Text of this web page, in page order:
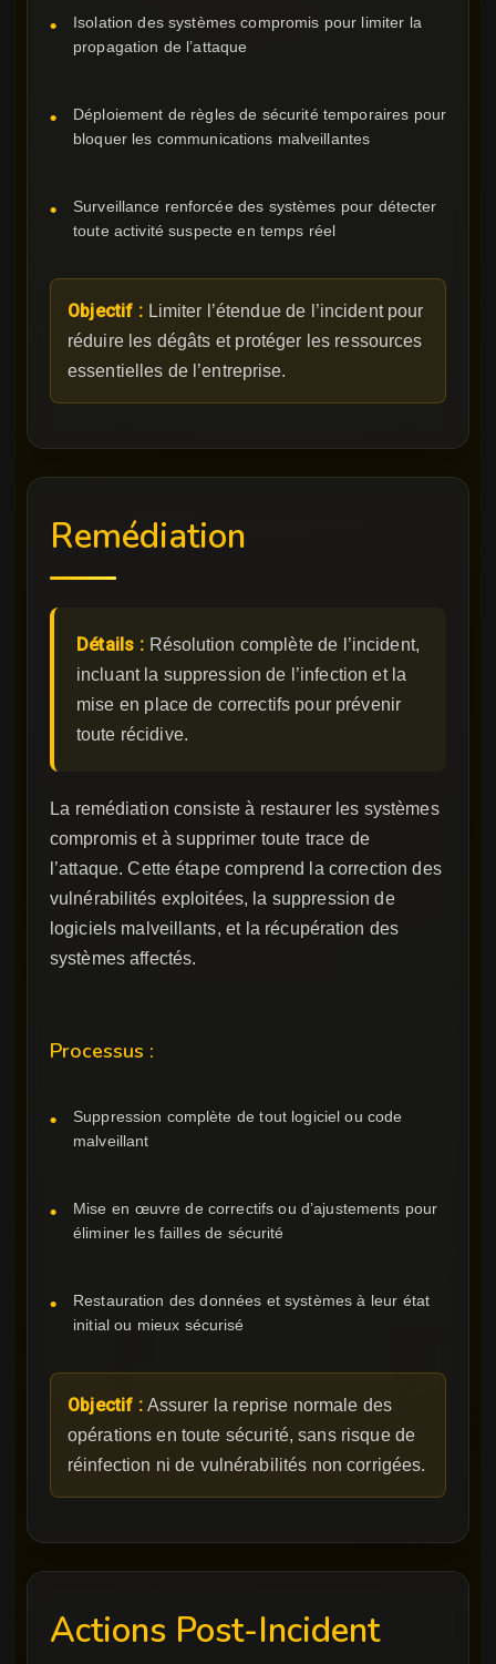
Isolation des systèmes compromis pour limiter la
propagation de l’attaque
Déploiement de règles de sécurité temporaires pour
bloquer les communications malveillantes
Surveillance renforcée des systèmes pour détecter
toute activité suspecte en temps réel
Objectif : Limiter l’étendue de l’incident pour
réduire les dégâts et protéger les ressources
essentielles de l’entreprise.
Remédiation
Détails : Résolution complète de l’incident,
incluant la suppression de l’infection et la
mise en place de correctifs pour prévenir
toute récidive.
La remédiation consiste à restaurer les systèmes
compromis et à supprimer toute trace de
l’attaque. Cette étape comprend la correction des
vulnérabilités exploitées, la suppression de
logiciels malveillants, et la récupération des
systèmes affectés.
Processus :
Suppression complète de tout logiciel ou code
malveillant
Mise en œuvre de correctifs ou d’ajustements pour
éliminer les failles de sécurité
Restauration des données et systèmes à leur état
initial ou mieux sécurisé
Objectif : Assurer la reprise normale des
opérations en toute sécurité, sans risque de
réinfection ni de vulnérabilités non corrigées.
Actions Post-Incident